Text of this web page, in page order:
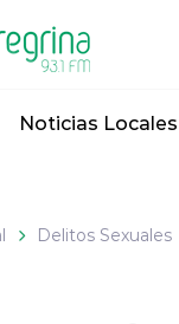
Noticias Locales
Delitos Sexuales